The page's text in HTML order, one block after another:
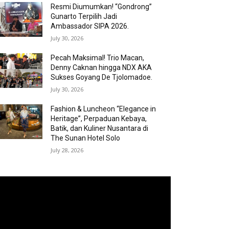
Resmi Diumumkan! “Gondrong”
Gunarto Terpilih Jadi
Ambassador SIPA 2026.
July 30, 2026
Pecah Maksimal! Trio Macan,
Denny Caknan hingga NDX AKA
Sukses Goyang De Tjolomadoe.
July 30, 2026
Fashion & Luncheon “Elegance in
Heritage”, Perpaduan Kebaya,
Batik, dan Kuliner Nusantara di
The Sunan Hotel Solo
July 28, 2026